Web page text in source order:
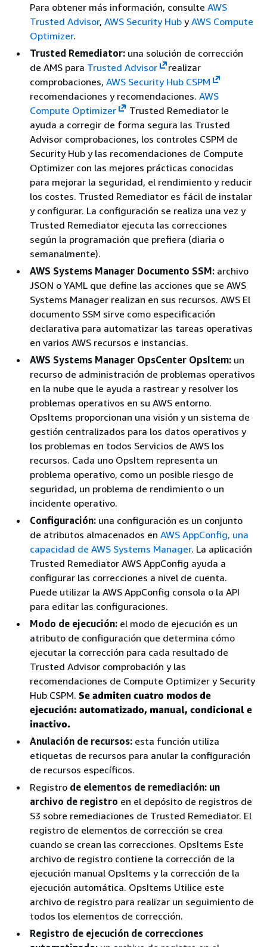
Para obtener más información, consulte AWS
Trusted Advisor, AWS Security Hub yAWS Compute
Optimizer.
Trusted Remediator: una solución de corrección
de AMS para Trusted Advisor
realizar
comprobaciones, AWS Security Hub CSPM
recomendaciones y recomendaciones. AWS
Compute Optimizer
Trusted Remediator le
ayuda a corregir de forma segura las Trusted
Advisor comprobaciones, los controles CSPM de
Security Hub y las recomendaciones de Compute
Optimizer con las mejores prácticas conocidas
para mejorar la seguridad, el rendimiento y reducir
los costes. Trusted Remediator es fácil de instalar
y configurar. La configuración se realiza una vez y
Trusted Remediator ejecuta las correcciones
según la programación que prefiera (diaria o
semanalmente).
AWS Systems Manager Documento SSM: archivo
JSON o YAML que define las acciones que se AWS
Systems Manager realizan en sus recursos. AWS El
documento SSM sirve como especificación
declarativa para automatizar las tareas operativas
en varios AWS recursos e instancias.
AWS Systems Manager OpsCenter OpsItem: un
recurso de administración de problemas operativos
en la nube que le ayuda a rastrear y resolver los
problemas operativos en su AWS entorno.
OpsItems proporcionan una visión y un sistema de
gestión centralizados para los datos operativos y
los problemas en todos Servicios de AWS los
recursos. Cada uno OpsItem representa un
problema operativo, como un posible riesgo de
seguridad, un problema de rendimiento o un
incidente operativo.
Configuración: una configuración es un conjunto
de atributos almacenados en AWS AppConfig, una
capacidad de AWS Systems Manager. La aplicación
Trusted Remediator AWS AppConfig ayuda a
configurar las correcciones a nivel de cuenta.
Puede utilizar la AWS AppConfig consola o la API
para editar las configuraciones.
Modo de ejecución: el modo de ejecución es un
atributo de configuración que determina cómo
ejecutar la corrección para cada resultado de
Trusted Advisor comprobación y las
recomendaciones de Compute Optimizer y Security
Hub CSPM. Se admiten cuatro modos de
ejecución: automatizado, manual, condicional e
inactivo.
Anulación de recursos: esta función utiliza
etiquetas de recursos para anular la configuración
de recursos específicos.
Registro de elementos de remediación: un
archivo de registro en el depósito de registros de
S3 sobre remediaciones de Trusted Remediator. El
registro de elementos de corrección se crea
cuando se crean las correcciones. OpsItems Este
archivo de registro contiene la corrección de la
ejecución manual OpsItems y la corrección de la
ejecución automática. OpsItems Utilice este
archivo de registro para realizar un seguimiento de
todos los elementos de corrección.
Registro de ejecución de correcciones